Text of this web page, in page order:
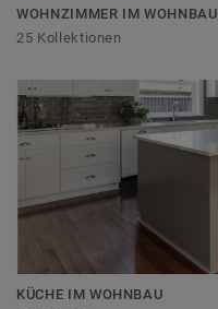
WOHNZIMMER IM WOHNBAU
25 Kollektionen
KÜCHE IM WOHNBAU